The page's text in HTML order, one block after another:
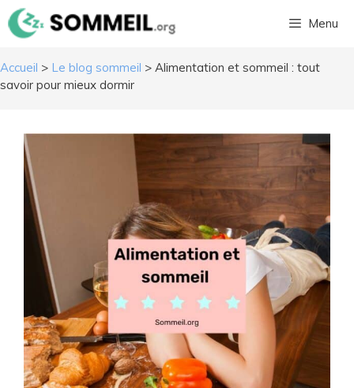
Aller
au
Menu
Accueil > Le blog sommeil > Alimentation et sommeil : tout
savoir pour mieux dormir